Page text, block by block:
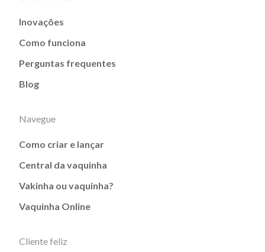
Inovações
Como funciona
Perguntas frequentes
Blog
Navegue
Como criar e lançar
Central da vaquinha
Vakinha ou vaquinha?
Vaquinha Online
Cliente feliz